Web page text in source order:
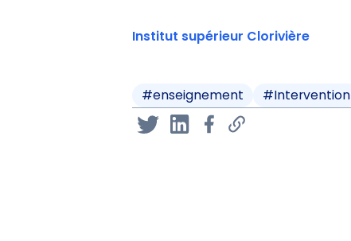
Institut supérieur Clorivière
#enseignement #Intervention